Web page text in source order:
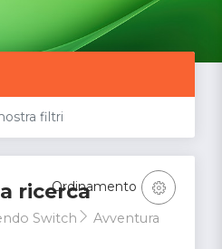
filtri
ricerca
Switch Avventura
Ordinamento